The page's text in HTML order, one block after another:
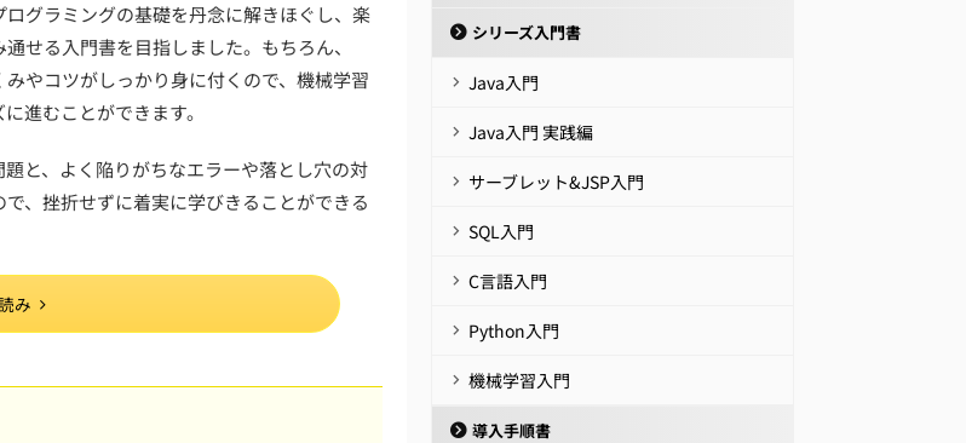
グラミングの基礎を丹念に解きほぐし、楽
せる入門書を目指しました。もちろん、
やコツがしっかり身に付くので、機械学習
進むことができます。
と、よく陥りがちなエラーや落とし穴の対
、挫折せずに着実に学びきることができる
み
シリーズ入門書
Java入門
Java入門 実践編
サーブレット&JSP入門
SQL入門
C言語入門
Python入門
機械学習入門
導入手順書